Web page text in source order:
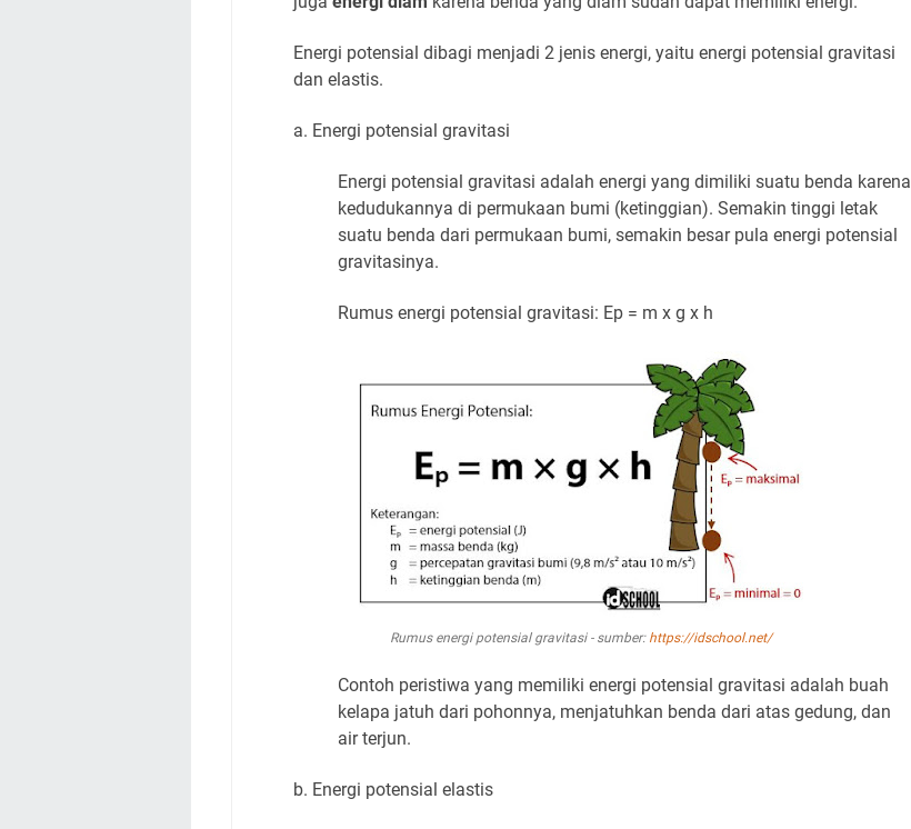
Energi potensial dibagi menjadi 2 jenis energi, yaitu energi potensial gravitasi
dan elastis.
a. Energi potensial gravitasi
Energi potensial gravitasi adalah energi yang dimiliki suatu benda karena
kedudukannya di permukaan bumi (ketinggian). Semakin tinggi letak
suatu benda dari permukaan bumi, semakin besar pula energi potensial
gravitasinya.
Rumus energi potensial gravitasi: Ep = m x g x h
Rumus energi potensial gravitasi - sumber: https://idschool.net/
Contoh peristiwa yang memiliki energi potensial gravitasi adalah buah
kelapa jatuh dari pohonnya, menjatuhkan benda dari atas gedung, dan
air terjun.
b. Energi potensial elastis